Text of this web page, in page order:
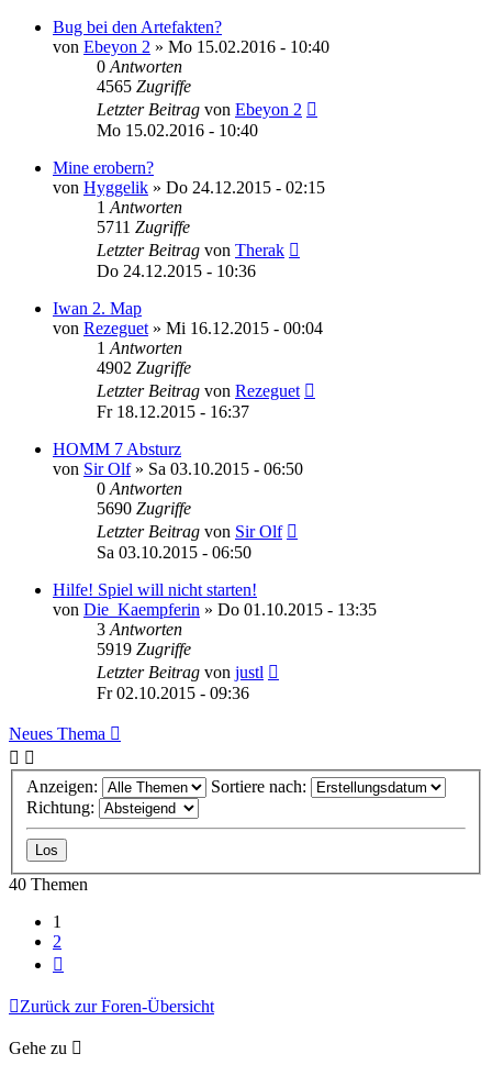
Bug bei den Artefakten?
von Ebeyon 2 » Mo 15.02.2016 - 10:40
0 Antworten
4565 Zugriffe
Letzter Beitrag von Ebeyon 2
Mo 15.02.2016 - 10:40
Mine erobern?
von Hyggelik » Do 24.12.2015 - 02:15
1 Antworten
5711 Zugriffe
Letzter Beitrag von Therak
Do 24.12.2015 - 10:36
Iwan 2. Map
von Rezeguet » Mi 16.12.2015 - 00:04
1 Antworten
4902 Zugriffe
Letzter Beitrag von Rezeguet
Fr 18.12.2015 - 16:37
HOMM 7 Absturz
von Sir Olf» Sa 03.10.2015 - 06:50
0 Antworten
5690 Zugriffe
Letzter Beitrag von Sir Olf
Sa 03.10.2015 - 06:50
Hilfe! Spiel will nicht starten!
von Die_Kaempferin » Do 01.10.2015 - 13:35
3 Antworten
5919 Zugriffe
Letzter Beitrag von justl
Fr 02.10.2015 - 09:36
Neues Thema
Anzeigen:
Sortiere nach:
Richtung:
40 Themen
1
2
Zurück zur Foren-Übersicht
Gehe zu